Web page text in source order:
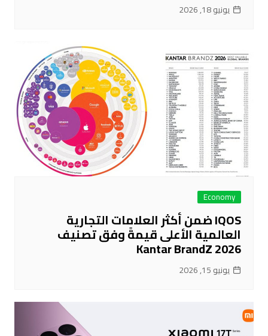
يونيو 18, 2026
Economy
IQOS ضمن أكثر العلامات التجارية
العالمية الأعلى قيمةً وفق تصنيف
Kantar BrandZ 2026
يونيو 15, 2026